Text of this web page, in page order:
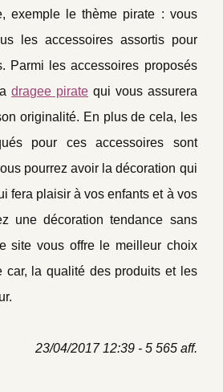
exemple le thème pirate : vous
les accessoires assortis pour
Parmi les accessoires proposés
dragee pirate qui vous assurera
originalité. En plus de cela, les
pour ces accessoires sont
pourrez avoir la décoration qui
fera plaisir à vos enfants et à vos
une décoration tendance sans
site vous offre le meilleur choix
car, la qualité des produits et les
23/04/2017 12:39 - 5 565 aff.